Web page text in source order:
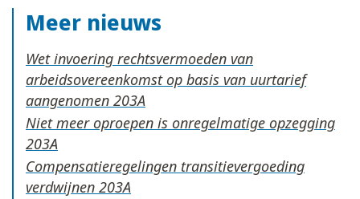
Meer nieuws
Wet invoering rechtsvermoeden van
arbeidsovereenkomst op basis van uurtarief
aangenomen
Niet meer oproepen is onregelmatige opzegging
Compensatieregelingen transitievergoeding
verdwijnen